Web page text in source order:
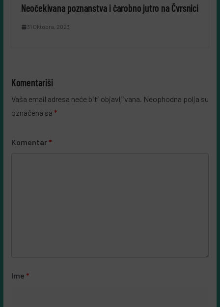
Neočekivana poznanstva i čarobno jutro na Čvrsnici
31 Oktobra, 2023
Komentariši
Vaša email adresa neće biti objavljivana. Neophodna polja su
označena sa *
Komentar *
Ime *